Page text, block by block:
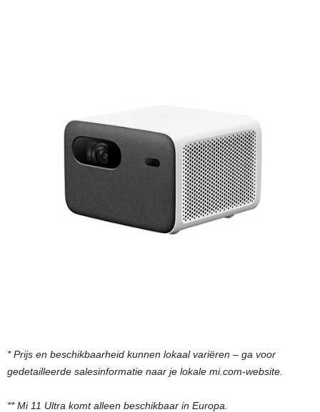
* Prijs en beschikbaarheid kunnen lokaal variëren – ga voor
gedetailleerde salesinformatie naar je lokale mi.com-website.
** Mi 11 Ultra komt alleen beschikbaar in Europa.